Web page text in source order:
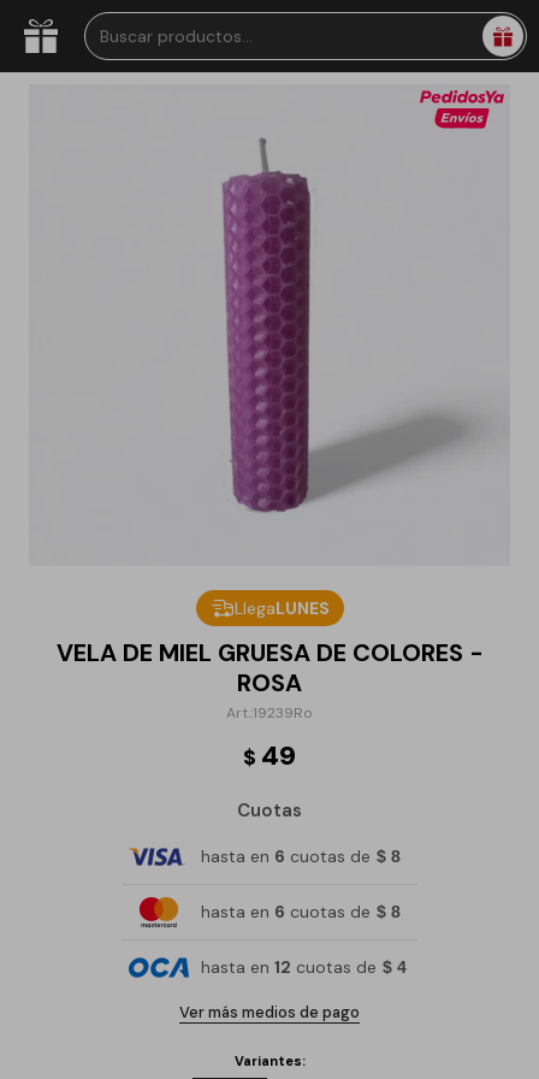
LlegaLUNES
VELA DE MIEL GRUESA DE COLORES -
ROSA
19239Ro
$ 49
Cuotas
hasta en 6 cuotas de $ 8
hasta en 6 cuotas de $ 8
hasta en 12 cuotas de $ 4
Ver más medios de pago
Variantes: